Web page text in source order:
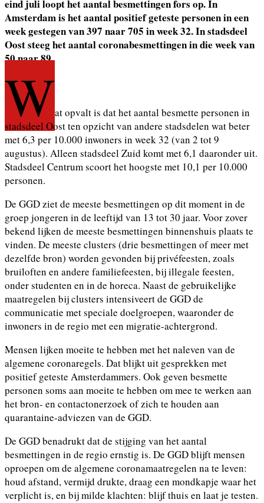
eind juli loopt het aantal besmettingen fors op. In
Amsterdam is het aantal positief geteste personen in een
week gestegen van 397 naar 705 in week 32. In stadsdeel
Oost steeg het aantal coronabesmettingen in die week van
50 naar 89.
Wat opvalt is dat het aantal besmette personen in
stadsdeel Oost ten opzicht van andere stadsdelen wat beter
met 6,3 per 10.000 inwoners in week 32 (van 2 tot 9
augustus). Alleen stadsdeel Zuid komt met 6,1 daaronder uit.
Stadsdeel Centrum scoort het hoogste met 10,1 per 10.000
personen.
De GGD ziet de meeste besmettingen op dit moment in de
groep jongeren in de leeftijd van 13 tot 30 jaar. Voor zover
bekend lijken de meeste besmettingen binnenshuis plaats te
vinden. De meeste clusters (drie besmettingen of meer met
dezelfde bron) worden gevonden bij privéfeesten, zoals
bruiloften en andere familiefeesten, bij illegale feesten,
onder studenten en in de horeca. Naast de gebruikelijke
maatregelen bij clusters intensiveert de GGD de
communicatie met speciale doelgroepen, waaronder de
inwoners in de regio met een migratie-achtergrond.
Mensen lijken moeite te hebben met het naleven van de
algemene coronaregels. Dat blijkt uit gesprekken met
positief geteste Amsterdammers. Ook geven besmette
personen soms aan moeite te hebben om mee te werken aan
het bron- en contactonerzoek of zich te houden aan
quarantaine-adviezen van de GGD.
De GGD benadrukt dat de stijging van het aantal
besmettingen in de regio ernstig is. De GGD blijft mensen
oproepen om de algemene coronamaatregelen na te leven:
houd afstand, vermijd drukte, draag een mondkapje waar het
verplicht is, en bij milde klachten: blijf thuis en laat je testen.